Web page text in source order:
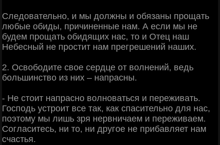
Следовательно, и мы должны и обязаны прощать
любые обиды, причиненные нам. А если мы не
будем прощать обидящих нас, то и Отец наш
Небесный не простит нам прегрешений наших.
2. Освободите свое сердце от волнений, ведь
большинство из них – напрасны.
- Не стоит напрасно волноваться и переживать.
Господь устроит все так, как спасительно для нас,
поэтому мы лишь зря нервничаем и переживаем.
Согласитесь, ни то, ни другое не прибавляет нам
счастья.